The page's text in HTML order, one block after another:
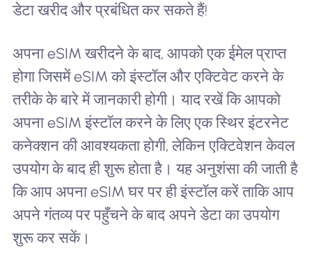
डेटा खरीद और प्रबंधित कर सकते हैं!
अपना eSIM खरीदने के बाद, आपको एक ईमेल प्राप्त
होगा जिसमें eSIM को इंस्टॉल और एक्टिवेट करने के
तरीके के बारे में जानकारी होगी। याद रखें कि आपको
अपना eSIM इंस्टॉल करने के लिए एक स्थिर इंटरनेट
कनेक्शन की आवश्यकता होगी, लेकिन एक्टिवेशन केवल
उपयोग के बाद ही शुरू होता है। यह अनुशंसा की जाती है
कि आप अपना eSIM घर पर ही इंस्टॉल करें ताकि आप
अपने गंतव्य पर पहुँचने के बाद अपने डेटा का उपयोग
शुरू कर सकें।